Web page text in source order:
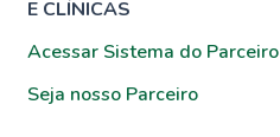
E CLÍNICAS
Acessar Sistema do Parceiro
Seja nosso Parceiro